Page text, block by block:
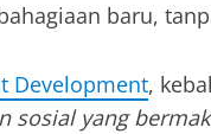
baru,
Development,
sosial yang